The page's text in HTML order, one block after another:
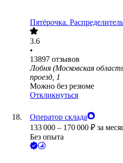
Пятёрочка.
3.6
•
13897 отзывов
Лобня (Московская
проезд, 1
Можно без резюме
Откликнуться
Оператор склада
133 000 – 170 000 ₽ за
Без опыта